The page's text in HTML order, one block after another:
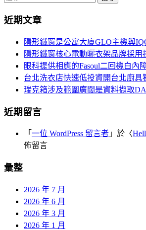
覽
關
近期文章
隱形鐵窗是公寓大廈GLO主機與
隱形鐵窗核心電動曬衣架品牌採用
眼科提供相應的Fasoul二回機白內
台北洗衣店快速低投資開台北廚具
瑞克箱涉及範圍廣闊是資料擷取
近期留言
「 一位 WordPress 留言者 」於〈
佈留言
彙整
2026 年 7 月
2026 年 6 月
2026 年 3 月
2026 年 1 月